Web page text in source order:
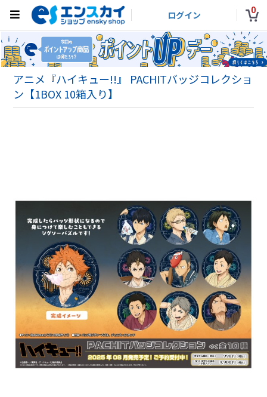
ログイン 0
アニメ『ハイキュー!!』 PACHITバッジコレクショ
ン【1BOX 10箱入り】